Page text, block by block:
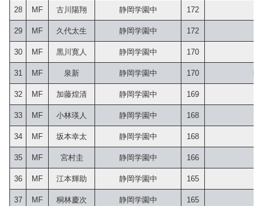
28 MF 古川陽翔 静岡学園中 172
29 MF 久代太生 静岡学園中 172
30 MF 黒川寛人 静岡学園中 170
31 MF 泉新 静岡学園中 170 静
32 MF 加藤煌清 静岡学園中 169
33 MF 小林瑛人 静岡学園中 168
34 MF 坂本幸太 静岡学園中 168
35 MF 宮村圭 静岡学園中 166
36 MF 江本輝助 静岡学園中 165
37 MF 桐林慶次 静岡学園中 165